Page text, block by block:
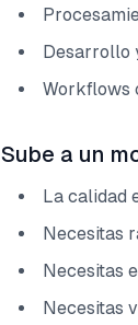
Desarrollo
Workflows
Sube a un
La calidad
Necesitas
Necesitas
Necesitas